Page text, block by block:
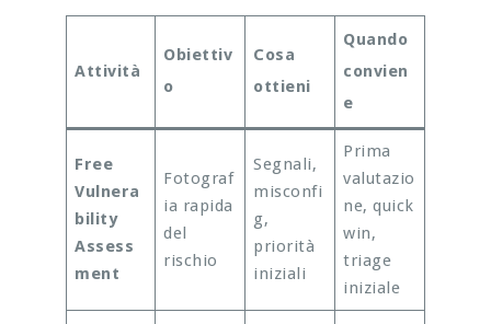
Attività
Obiettiv
o
Cosa
ottieni
Quando
convien
e
Free
Vulnera
bility
Assess
ment
Fotograf
ia rapida
del
rischio
Segnali,
misconfi
g,
priorità
iniziali
Prima
valutazio
ne, quick
win,
triage
iniziale